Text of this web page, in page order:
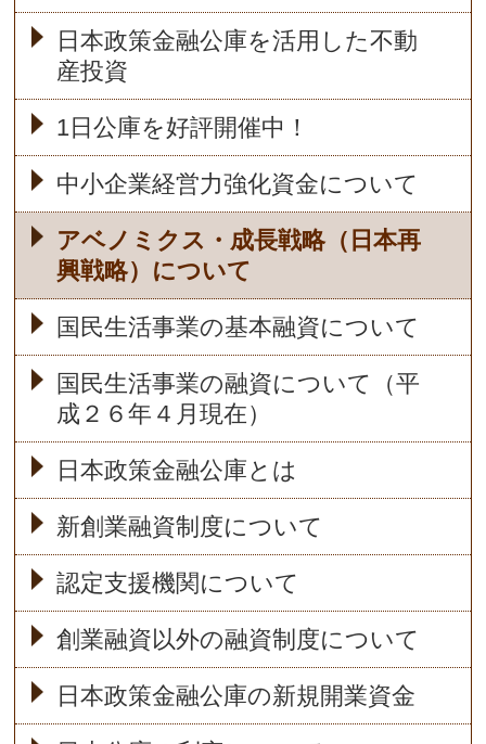
日本政策金融公庫を活用した不動
産投資
1日公庫を好評開催中！
中小企業経営力強化資金について
アベノミクス・成長戦略（日本再
興戦略）について
国民生活事業の基本融資について
国民生活事業の融資について（平
成２６年４月現在）
日本政策金融公庫とは
新創業融資制度について
認定支援機関について
創業融資以外の融資制度について
日本政策金融公庫の新規開業資金